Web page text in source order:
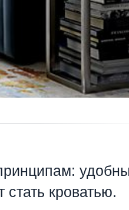
кроватью.